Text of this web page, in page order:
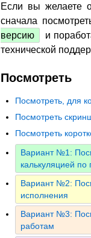
Если вы желаете
сначала
версию
и
технической
Посмотреть
Посмотреть, для
Посмотреть
Посмотреть
Вариант №1:
калькуляцией по
Вариант №2:
исполнения
Вариант №3:
работам